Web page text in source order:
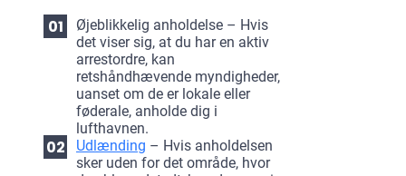
Øjeblikkelig anholdelse – Hvis
det viser sig, at du har en aktiv
arrestordre, kan
retshåndhævende myndigheder,
uanset om de er lokale eller
føderale, anholde dig i
lufthavnen.
Udlænding – Hvis anholdelsen
sker uden for det område, hvor